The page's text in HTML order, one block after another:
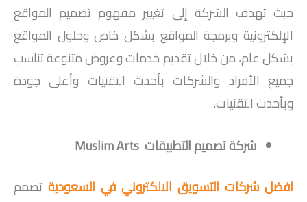
حيث تهدف الشركة إلى تغيير مفهوم تصميم المواقع
الإلكترونية وبرمجة المواقع بشكل خاص وحلول المواقع
بشكل عام، من خلال تقديم خدمات وعروض متنوعة تناسب
جميع الأفراد والشركات بأحدث التقنيات وأعلى جودة
وبأحدث التقنيات.
شركة تصميم التطبيقات Muslim Arts
افضل شركات التسويق الالكتروني في السعودية تصمم